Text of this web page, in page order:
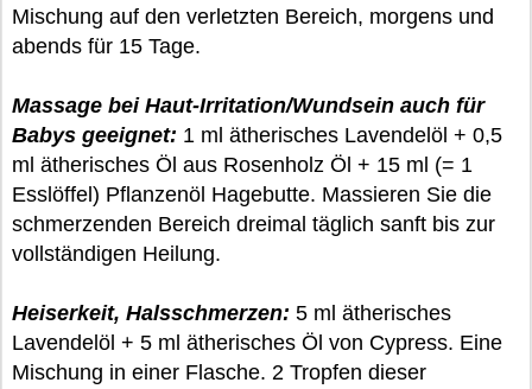
Mischung auf den verletzten Bereich, morgens und
abends für 15 Tage.
Massage bei Haut-Irritation/Wundsein auch für
Babys geeignet: 1 ml ätherisches Lavendelöl + 0,5
ml ätherisches Öl aus Rosenholz Öl + 15 ml (= 1
Esslöffel) Pflanzenöl Hagebutte. Massieren Sie die
schmerzenden Bereich dreimal täglich sanft bis zur
vollständigen Heilung.
Heiserkeit, Halsschmerzen: 5 ml ätherisches
Lavendelöl + 5 ml ätherisches Öl von Cypress. Eine
Mischung in einer Flasche. 2 Tropfen dieser